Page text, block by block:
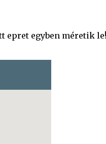
epret egyben méretik le!